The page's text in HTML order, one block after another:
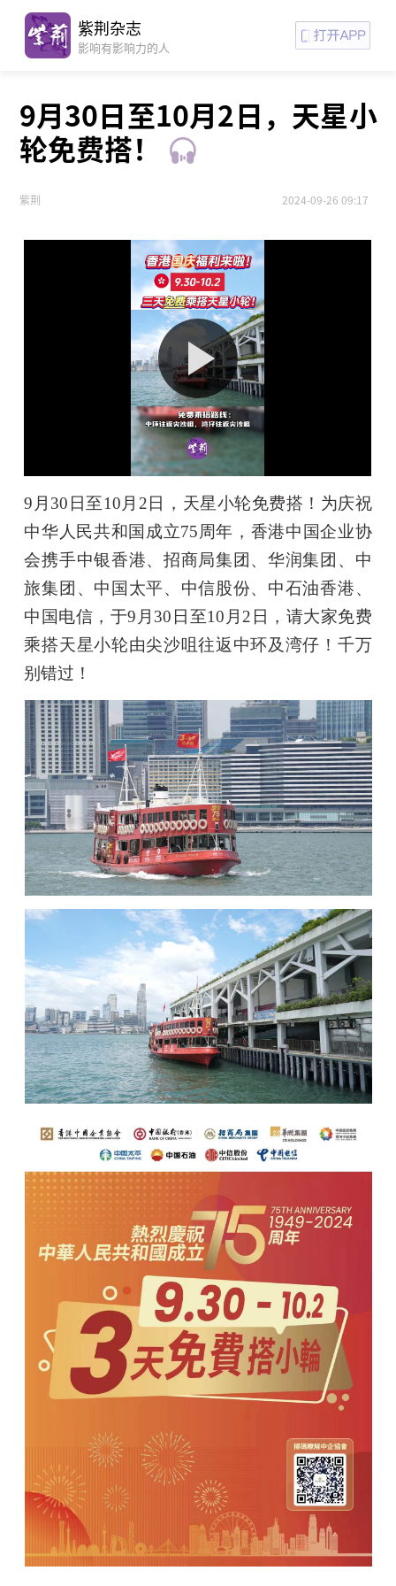
9月30日至10月2日，天星小
轮免费搭！
紫荆 2024-09-26 09:17
9月30日至10月2日，天星小轮免费搭！为庆祝
中华人民共和国成立75周年，香港中国企业协
会携手中银香港、招商局集团、华润集团、中
旅集团、中国太平、中信股份、中石油香港、
中国电信，于9月30日至10月2日，请大家免费
乘搭天星小轮由尖沙咀往返中环及湾仔！千万
别错过！
習近平向亞太經合組織工商領
紫荆杂志
影响有影响力的人